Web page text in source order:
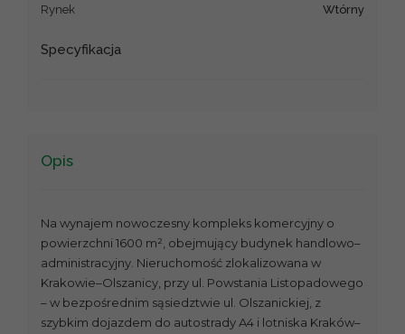
Rynek
Wtórny
Specyfikacja
Opis
Na wynajem nowoczesny kompleks komercyjny o
powierzchni 1600 m², obejmujący budynek handlowo–
administracyjny. Nieruchomość zlokalizowana w
Krakowie–Olszanicy, przy ul. Powstania Listopadowego
– w bezpośrednim sąsiedztwie ul. Olszanickiej, z
szybkim dojazdem do autostrady A4 i lotniska Kraków–